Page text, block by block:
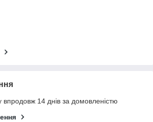
14 днів за домовленістю